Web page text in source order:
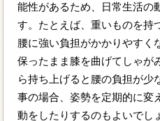
能性があるため、日常生活の
す。たとえば、重いものを持
腰に強い負担がかかりやすく
保ったまま膝を曲げてしゃが
ら持ち上げると腰の負担が少
事の場合、姿勢を定期的に変
動をしたりするのもよいでし